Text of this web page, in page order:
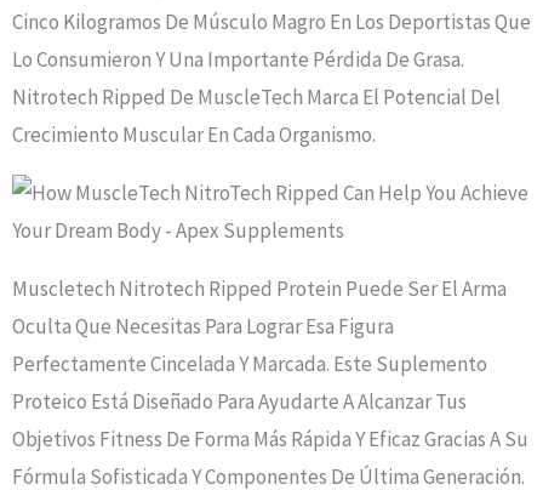
Cinco Kilogramos De Músculo Magro En Los Deportistas Que
Lo Consumieron Y Una Importante Pérdida De Grasa.
Nitrotech Ripped De MuscleTech Marca El Potencial Del
Crecimiento Muscular En Cada Organismo.
Muscletech Nitrotech Ripped Protein Puede Ser El Arma
Oculta Que Necesitas Para Lograr Esa Figura
Perfectamente Cincelada Y Marcada. Este Suplemento
Proteico Está Diseñado Para Ayudarte A Alcanzar Tus
Objetivos Fitness De Forma Más Rápida Y Eficaz Gracias A Su
Fórmula Sofisticada Y Componentes De Última Generación.